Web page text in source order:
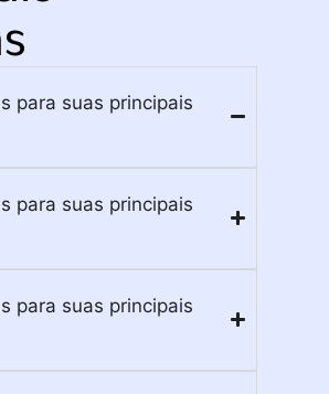
para suas principais
para suas principais
para suas principais